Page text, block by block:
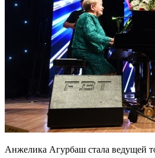
Анжелика Агурбаш стала ведущей